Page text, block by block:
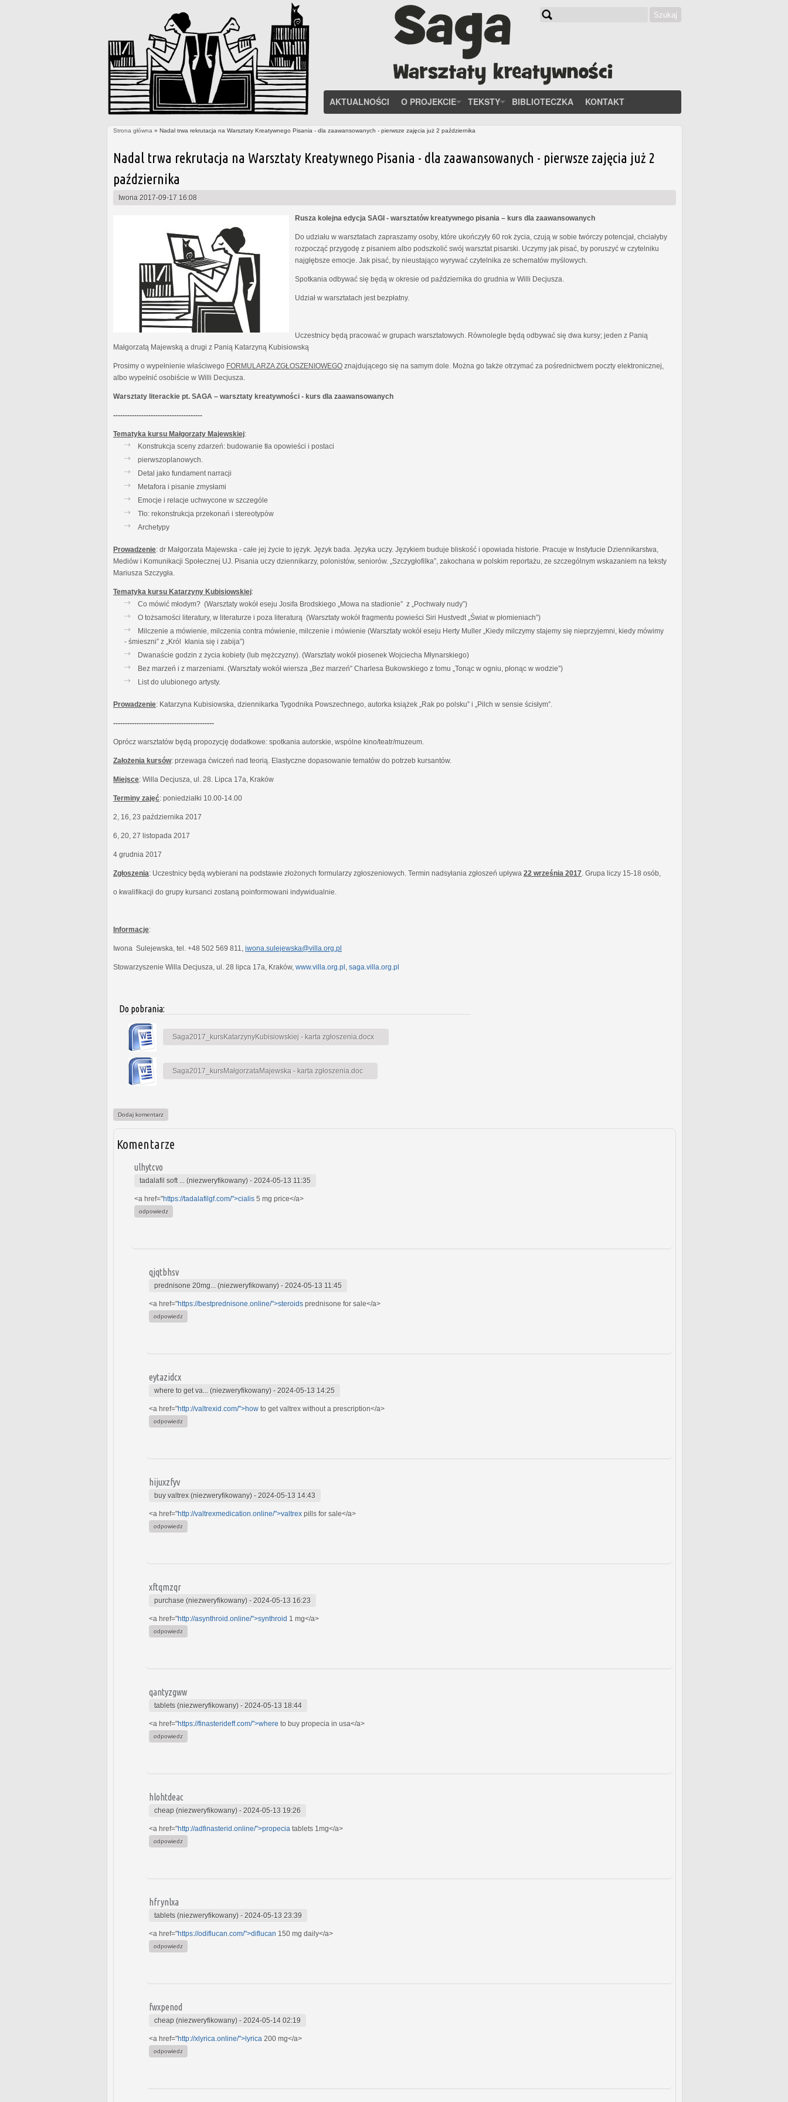
Szukaj
AKTUALNOŚCI O PROJEKCIE TEKSTY BIBLIOTECZKA KONTAKT
Strona główna » Nadal trwa rekrutacja na Warsztaty Kreatywnego Pisania - dla zaawansowanych - pierwsze zajęcia już 2 października
Nadal trwa rekrutacja na Warsztaty Kreatywnego Pisania - dla zaawansowanych - pierwsze zajęcia już 2
października
Iwona 2017-09-17 16:08
Rusza kolejna edycja SAGI - warsztatów kreatywnego pisania – kurs dla zaawansowanych
Do udziału w warsztatach zapraszamy osoby, które ukończyły 60 rok życia, czują w sobie twórczy potencjał, chciałyby
rozpocząć przygodę z pisaniem albo podszkolić swój warsztat pisarski. Uczymy jak pisać, by poruszyć w czytelniku
najgłębsze emocje. Jak pisać, by nieustająco wyrywać czytelnika ze schematów myślowych.
Spotkania odbywać się będą w okresie od października do grudnia w Willi Decjusza.
Udział w warsztatach jest bezpłatny.
Uczestnicy będą pracować w grupach warsztatowych. Równolegle będą odbywać się dwa kursy; jeden z Panią
Małgorzatą Majewską a drugi z Panią Katarzyną Kubisiowską
Prosimy o wypełnienie właściwego FORMULARZA ZGŁOSZENIOWEGO znajdującego się na samym dole. Można go także otrzymać za pośrednictwem poczty elektronicznej,
albo wypełnić osobiście w Willi Decjusza.
Warsztaty literackie pt. SAGA – warsztaty kreatywności - kurs dla zaawansowanych
--------------------------------------
Tematyka kursu Małgorzaty Majewskiej:
Konstrukcja sceny zdarzeń: budowanie tła opowieści i postaci
pierwszoplanowych.
Detal jako fundament narracji
Metafora i pisanie zmysłami
Emocje i relacje uchwycone w szczególe
Tło: rekonstrukcja przekonań i stereotypów
Archetypy
Prowadzenie: dr Małgorzata Majewska - całe jej życie to język. Język bada. Języka uczy. Językiem buduje bliskość i opowiada historie. Pracuje w Instytucie Dziennikarstwa,
Mediów i Komunikacji Społecznej UJ. Pisania uczy dziennikarzy, polonistów, seniorów. „Szczygłofilka”, zakochana w polskim reportażu, ze szczególnym wskazaniem na teksty
Mariusza Szczygła.
Tematyka kursu Katarzyny Kubisiowskiej:
Co mówić młodym? (Warsztaty wokół eseju Josifa Brodskiego „Mowa na stadionie” z „Pochwały nudy”)
O tożsamości literatury, w literaturze i poza literaturą (Warsztaty wokół fragmentu powieści Siri Hustvedt „Świat w płomieniach”)
Milczenie a mówienie, milczenia contra mówienie, milczenie i mówienie (Warsztaty wokół eseju Herty Muller „Kiedy milczymy stajemy się nieprzyjemni, kiedy mówimy
- śmieszni” z „Król kłania się i zabija”)
Dwanaście godzin z życia kobiety (lub mężczyzny). (Warsztaty wokół piosenek Wojciecha Młynarskiego)
Bez marzeń i z marzeniami. (Warsztaty wokół wiersza „Bez marzeń” Charlesa Bukowskiego z tomu „Tonąc w ogniu, płonąc w wodzie”)
List do ulubionego artysty.
Prowadzenie: Katarzyna Kubisiowska, dziennikarka Tygodnika Powszechnego, autorka książek „Rak po polsku” i „Pilch w sensie ścisłym”.
-------------------------------------------
Oprócz warsztatów będą propozycję dodatkowe: spotkania autorskie, wspólne kino/teatr/muzeum.
Założenia kursów: przewaga ćwiczeń nad teorią. Elastyczne dopasowanie tematów do potrzeb kursantów.
Miejsce: Willa Decjusza, ul. 28. Lipca 17a, Kraków
Terminy zajęć: poniedziałki 10.00-14.00
2, 16, 23 października 2017
6, 20, 27 listopada 2017
4 grudnia 2017
Zgłoszenia: Uczestnicy będą wybierani na podstawie złożonych formularzy zgłoszeniowych. Termin nadsyłania zgłoszeń upływa 22 września 2017. Grupa liczy 15-18 osób,
o kwalifikacji do grupy kursanci zostaną poinformowani indywidualnie.
Informacje:
Iwona Sulejewska, tel. +48 502 569 811, iwona.sulejewska@villa.org.pl
Stowarzyszenie Willa Decjusza, ul. 28 lipca 17a, Kraków, www.villa.org.pl , saga.villa.org.pl
Do pobrania:
Saga2017_kursKatarzynyKubisiowskiej - karta zgłoszenia.docx
Saga2017_kursMałgorzataMajewska - karta zgłoszenia.doc
Dodaj komentarz
Komentarze
ulhytcvo
tadalafil soft ... (niezweryfikowany) - 2024-05-13 11:35
<a href="https://tadalafilgf.com/">cialis 5 mg price</a>
odpowiedz
qjqtbhsv
prednisone 20mg... (niezweryfikowany) - 2024-05-13 11:45
<a href="https://bestprednisone.online/">steroids prednisone for sale</a>
odpowiedz
eytazidcx
where to get va... (niezweryfikowany) - 2024-05-13 14:25
<a href="http://valtrexid.com/">how to get valtrex without a prescription</a>
odpowiedz
hijuxzfyv
buy valtrex (niezweryfikowany) - 2024-05-13 14:43
<a href="http://valtrexmedication.online/">valtrex pills for sale</a>
odpowiedz
xftqmzqr
purchase (niezweryfikowany) - 2024-05-13 16:23
<a href="http://asynthroid.online/">synthroid 1 mg</a>
odpowiedz
qantyzgww
tablets (niezweryfikowany) - 2024-05-13 18:44
<a href="https://finasterideff.com/">where to buy propecia in usa</a>
odpowiedz
hlohtdeac
cheap (niezweryfikowany) - 2024-05-13 19:26
<a href="http://adfinasterid.online/">propecia tablets 1mg</a>
odpowiedz
hfrynlxa
tablets (niezweryfikowany) - 2024-05-13 23:39
<a href="https://odiflucan.com/">diflucan 150 mg daily</a>
odpowiedz
fwxpenod
cheap (niezweryfikowany) - 2024-05-14 02:19
<a href="http://xlyrica.online/">lyrica 200 mg</a>
odpowiedz